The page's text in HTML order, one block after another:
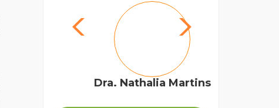
Dra. Nathalia Martins